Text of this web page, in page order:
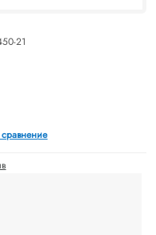
21